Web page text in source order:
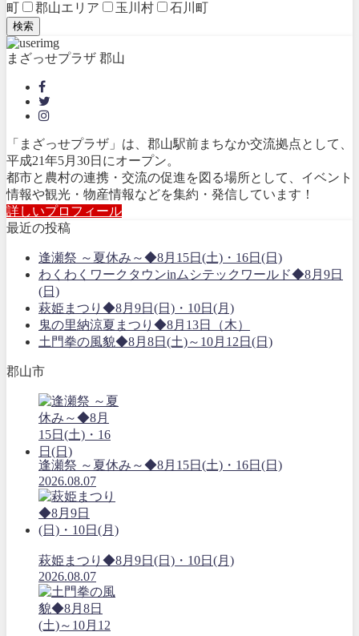
町
郡山エリア 玉川村 石川町
検索
まざっせプラザ 郡山
「まざっせプラザ」は、郡山駅前まちなか交流拠点として、
平成21年5月30日にオープン。
都市と農村の連携・交流の促進を図る場所として、イベント
情報や観光・物産情報などを集約・発信しています！
詳しいプロフィール
最近の投稿
逢瀬祭 ～夏休み～◆8月15日(土)・16日(日)
わくわくワークタウンinムシテックワールド◆8月9日
(日)
萩姫まつり◆8月9日(日)・10日(月)
鬼の里納涼夏まつり◆8月13日（木）
土門拳の風貌◆8月8日(土)～10月12日(日)
郡山市
逢瀬祭 ～夏休み～◆8月15日(土)・16日(日)
2026.08.07
萩姫まつり◆8月9日(日)・10日(月)
2026.08.07